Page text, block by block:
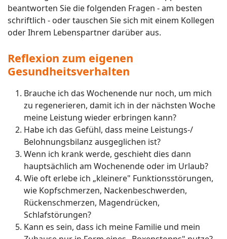
beantworten Sie die folgenden Fragen - am besten
schriftlich - oder tauschen Sie sich mit einem Kollegen
oder Ihrem Lebenspartner darüber aus.
Reflexion zum eigenen
Gesundheitsverhalten
Brauche ich das Wochenende nur noch, um mich
zu regenerieren, damit ich in der nächsten Woche
meine Leistung wieder erbringen kann?
Habe ich das Gefühl, dass meine Leistungs-/
Belohnungsbilanz ausgeglichen ist?
Wenn ich krank werde, geschieht dies dann
hauptsächlich am Wochenende oder im Urlaub?
Wie oft erlebe ich „kleinere" Funktionsstörungen,
wie Kopfschmerzen, Nackenbeschwerden,
Rückenschmerzen, Magendrücken,
Schlafstörungen?
Kann es sein, dass ich meine Familie und mein